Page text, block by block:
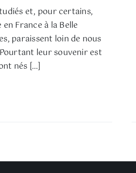
et, pour certains,
France à la Belle
paraissent loin de nous
leur souvenir est
nés […]